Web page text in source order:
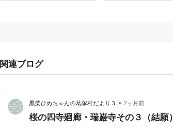
関連ブログ
黒柴ひめちゃんの葛塚村だより３ • 2ヶ月前
桜の四寺廻廊・瑞巌寺その３（結願）